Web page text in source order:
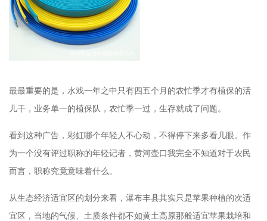
最最重要的是，水戏一年之中只有四五个月的农忙季才有植保的活
儿干，业务单一的植保队，农忙季一过，生存就成了问题。
看到这种广告，彩虹哪个年轻人不心动，不得停下来多看几眼。作
为一个没有评过职称的年轻记者，黄河壶口我完全不知道对于农民
而言，职称究竟意味着什么。
从生态经济适宜区的划分来看，瀑布丰县其实只是苹果种植的次适
宜区，当地的气候、土质条件都不如黄土高原那般适宜苹果栽培和